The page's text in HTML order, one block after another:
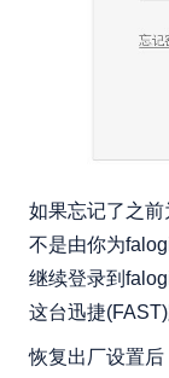
如果忘记了之
不是由你为
继续登录到
这台迅捷
恢复出厂设置